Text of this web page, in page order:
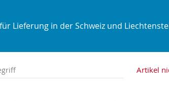
für Lieferung in der Schweiz und
Artikel